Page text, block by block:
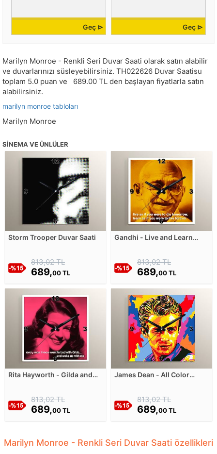
Geç ⊳ Geç ⊳
Marilyn Monroe - Renkli Seri Duvar Saati olarak satın alabilir
ve duvarlarınızı süsleyebilirsiniz. TH022626 Duvar Saatisu
toplam 5.0 puan ve 689.00 TL den başlayan fiyatlarla satın
alabilirsiniz.
marilyn monroe tabloları
Marilyn Monroe
SINEMA VE ÜNLÜLER
Storm Trooper Duvar Saati
813,02 TL
689,00 TL
Gandhi - Live and Learn
813,02 TL
689,00 TL
Rita Hayworth - Gilda and
813,02 TL
689,00 TL
James Dean - All Color
813,02 TL
689,00 TL
Marilyn Monroe - Renkli Seri Duvar Saati özellikleri